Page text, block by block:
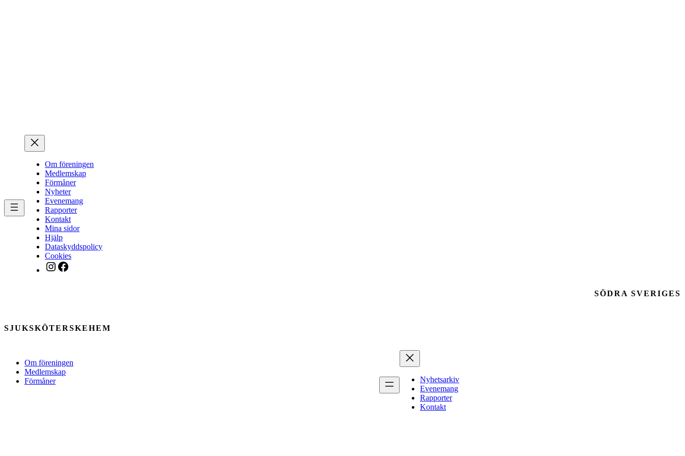
Om föreningen
Medlemskap
Förmåner
Nyheter
Evenemang
Rapporter
Kontakt
Mina sidor
Hjälp
Dataskyddspolicy
Cookies
Instagram
Facebook
SÖDRA SVERIGES
SJUKSKÖTERSKEHEM
Om föreningen
Medlemskap
Förmåner
Nyhetsarkiv
Evenemang
Rapporter
Kontakt